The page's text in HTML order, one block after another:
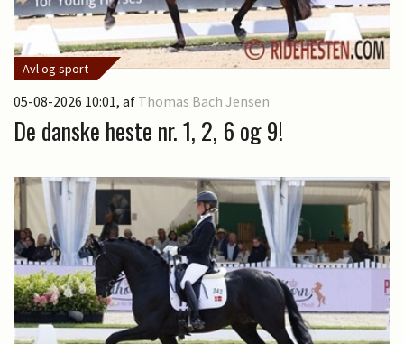
Avl og sport
05-08-2026 10:01, af Thomas Bach Jensen
De danske heste nr. 1, 2, 6 og 9!